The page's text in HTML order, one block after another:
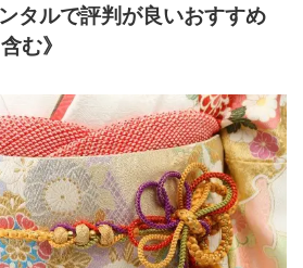
タルで評判が良いおすすめ
む》